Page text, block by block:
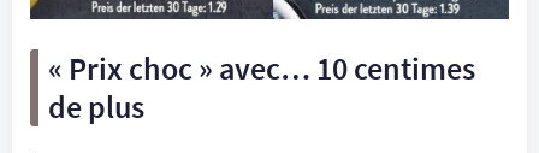
« Prix choc » avec… 10 centimes
de plus